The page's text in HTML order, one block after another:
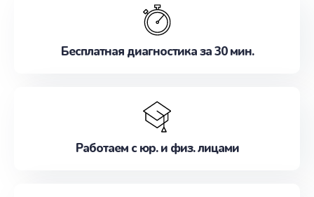
наилучшим образом. Не медлите записаться на
Бесплатная диагностика за 30 мин.
Работаем с юр. и физ. лицами